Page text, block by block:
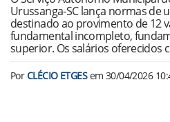
Urussanga-SC lança normas de
destinado ao provimento de 12
fundamental incompleto,
superior. Os salários oferecidos
PorCLÉCIO ETGESem 30/04/2026